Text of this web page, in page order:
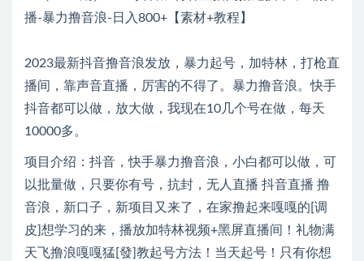
2023最新抖音撸音浪发放，暴力起号，加特林，打枪直
播间，靠声音直播，厉害的不得了。暴力撸音浪。快手
抖音都可以做，放大做，我现在10几个号在做，每天
10000多。
项目介绍：抖音，快手暴力撸音浪，小白都可以做，可
以批量做，只要你有号，抗封，无人直播 抖音直播 撸
音浪，新口子，新项目又来了，在家撸起来嘎嘎的[调
皮]想学习的来，播放加特林视频+黑屏直播间！礼物满
天飞撸浪嘎嘎猛[發]教起号方法！当天起号！只有你想